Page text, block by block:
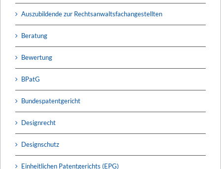
Auszubildende zur Rechtsanwaltsfachangestellten
Beratung
Bewertung
BPatG
Bundespatentgericht
Designrecht
Designschutz
Einheitlichen Patentgerichts (EPG)